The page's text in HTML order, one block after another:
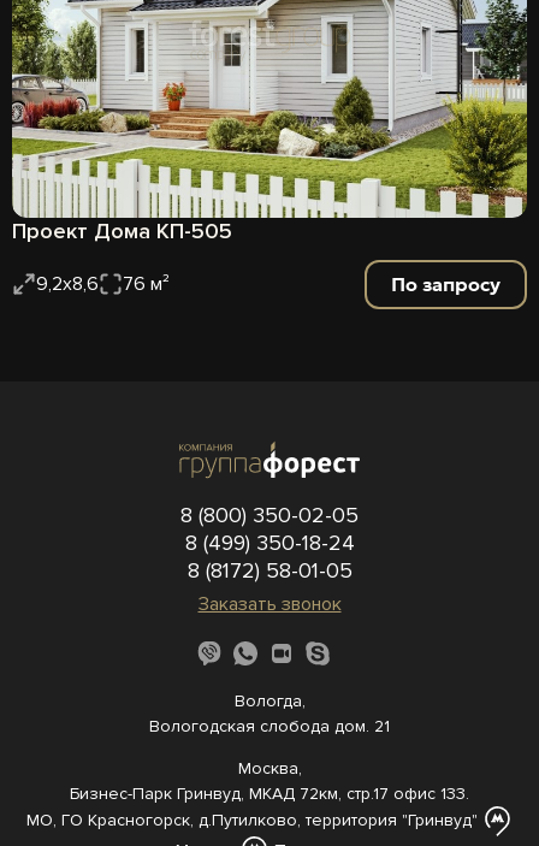
Проект Дома КП-505
9,2х8,6 76 м² По запросу
8 (800) 350-02-05
8 (499) 350-18-24
8 (8172) 58-01-05
Заказать звонок
Вологда,
Вологодская слобода дом. 21
Москва,
Бизнес-Парк Гринвуд, МКАД 72км, стр.17 офис 133.
МО, ГО Красногорск, д.Путилково, территория "Гринвуд"